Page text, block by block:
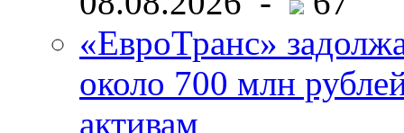
«ЕвроТранс»
около 700 млн
активам